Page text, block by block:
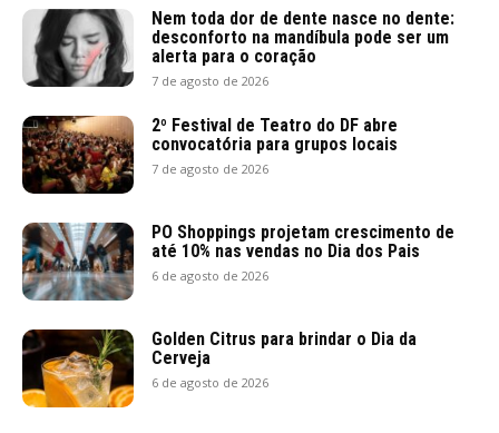
Nem toda dor de dente nasce no dente:
desconforto na mandíbula pode ser um
alerta para o coração
7 de agosto de 2026
2º Festival de Teatro do DF abre
convocatória para grupos locais
7 de agosto de 2026
PO Shoppings projetam crescimento de
até 10% nas vendas no Dia dos Pais
6 de agosto de 2026
Golden Citrus para brindar o Dia da
Cerveja
6 de agosto de 2026